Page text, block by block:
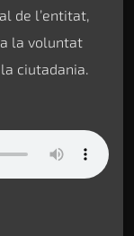
de l’entitat,
a la voluntat
ciutadania.